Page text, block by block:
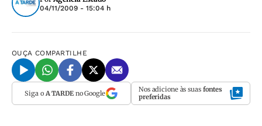
04/11/2009 - 15:04 h
OUÇA COMPARTILHE
Siga o A TARDEno Google Nos adicione às suas fontes
preferidas